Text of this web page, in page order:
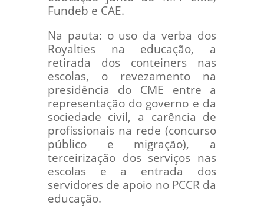
Fundeb e CAE.
Na pauta: o uso da verba dos
Royalties na educação, a
retirada dos conteiners nas
escolas, o revezamento na
presidência do CME entre a
representação do governo e da
sociedade civil, a carência de
profissionais na rede (concurso
público e migração), a
terceirização dos serviços nas
escolas e a entrada dos
servidores de apoio no PCCR da
educação.